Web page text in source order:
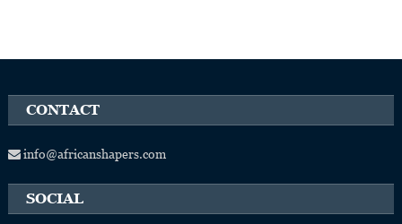
CONTACT
info@africanshapers.com
SOCIAL